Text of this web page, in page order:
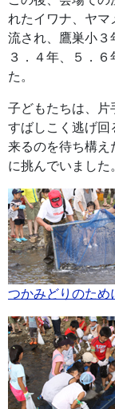
れたイワナ、ヤ
流され、鷹巣小３
３．４年、５．
た。
子どもたちは、片
すばしこく逃げ回
来るのを待ち構え
に挑んでいました
つかみどりのため